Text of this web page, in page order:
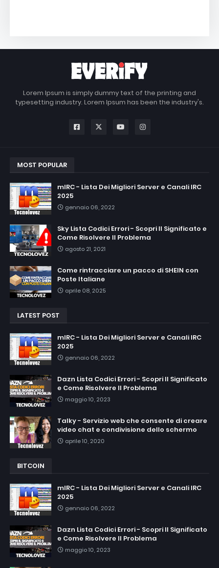
Lorem Ipsum is simply dummy text of the printing and
typesetting industry. Lorem Ipsum has been the industry's.
MOST POPULAR
mIRC - Lista Dei Migliori Server e Canali IRC
2025
gennaio 06, 2022
Sky Lista Codici Errori - Scopri Il Significato e
Come Risolvere Il Problema
agosto 21, 2021
Come rintracciare un pacco di SHEIN con
Poste Italiane
aprile 08, 2025
LATEST POST
mIRC - Lista Dei Migliori Server e Canali IRC
2025
gennaio 06, 2022
Dazn Lista Codici Errori - Scopri Il Significato
e Come Risolvere Il Problema
maggio 10, 2023
Talky - Servizio web che consente di creare
video chat e condivisione dello schermo
aprile 10, 2020
BITCOIN
mIRC - Lista Dei Migliori Server e Canali IRC
2025
gennaio 06, 2022
Dazn Lista Codici Errori - Scopri Il Significato
e Come Risolvere Il Problema
maggio 10, 2023